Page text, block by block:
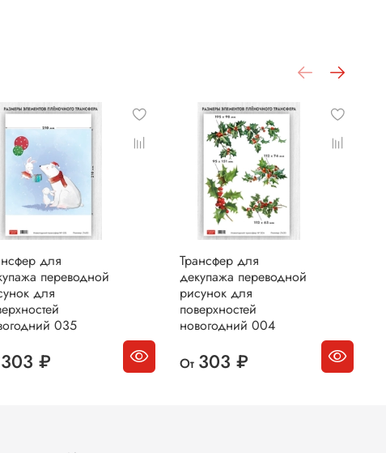
для
переводной
для
035
303 ₽
Трансфер для
декупажа переводной
рисунок для
поверхностей
новогодний 004
От 303 ₽